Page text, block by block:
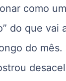
como
do que vai
do mês.